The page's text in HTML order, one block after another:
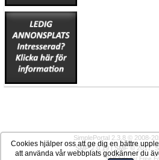
SimplePortal 2.3.8 © 2008-
SMF 2.0.19|SMF © 2017,
SMFAdsfor Free
Cookies hjälper oss att ge dig en bättre
att använda vår webbplats godkänner du